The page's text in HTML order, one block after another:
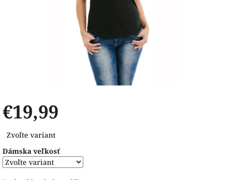
€19,99
cena:
Zvoľte variant
Dámska veľkosť